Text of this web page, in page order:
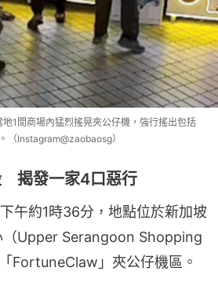
1間商場內猛烈搖晃夾公仔機，強行搖出包括
（Instagram@zaobaosg）
揭發一家4口惡行
午約1時36分，地點位於新加坡
（Upper Serangoon Shopping
FortuneClaw」夾公仔機區。